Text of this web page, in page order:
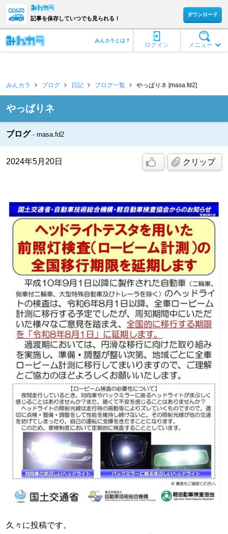
記事を保存していつでも見られる！
ダウンロード
メニュー
ログイン
みんカラとは？
みんカラ ブログ 日記 ブログ一覧 やっぱりネ [masa.fd2]
やっぱりネ
ブログ masa.fd2
2024年5月20日 クリップ
久々に投稿です。